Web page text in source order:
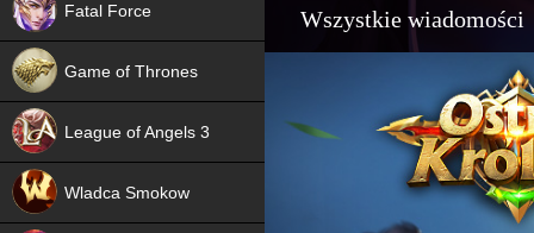
Wszystkie wiadomości
Fatal Force
Game of Thrones
League of Angels 3
Wladca Smokow